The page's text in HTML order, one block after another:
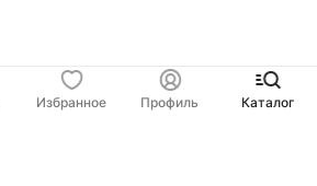
Избранное Профиль Каталог